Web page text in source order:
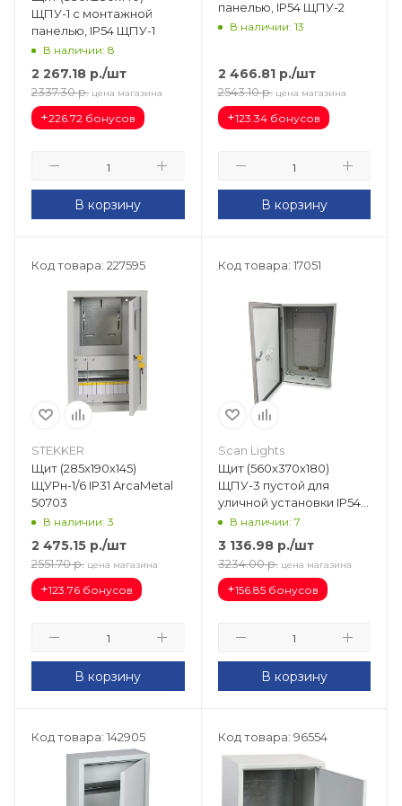
ЩПУ-1 с монтажной
панелью, IP54 ЩПУ-1
В наличии: 8
2 267.18 р./шт
2337.30 р. цена магазина
+226.72 бонусов
В корзину
панелью, IP54 ЩПУ-2
В наличии: 13
2 466.81р./шт
2543.10 р. цена магазина
+123.34 бонусов
В корзину
Код товара: 227595
STEKKER
Щит (285х190х145)
ЩУРн-1/6 IP31 ArcaMetal
50703
В наличии: 3
2 475.15 р./шт
2551.70 р. цена магазина
+123.76 бонусов
В корзину
Код товара: 17051
Scan Lights
Щит (560х370х180)
ЩПУ-3 пустой для
уличной установки IP54
ЩПУ-3
В наличии: 7
3 136.98р./шт
3234.00 р. цена магазина
+156.85 бонусов
В корзину
Код товара: 142905 Код товара: 96554